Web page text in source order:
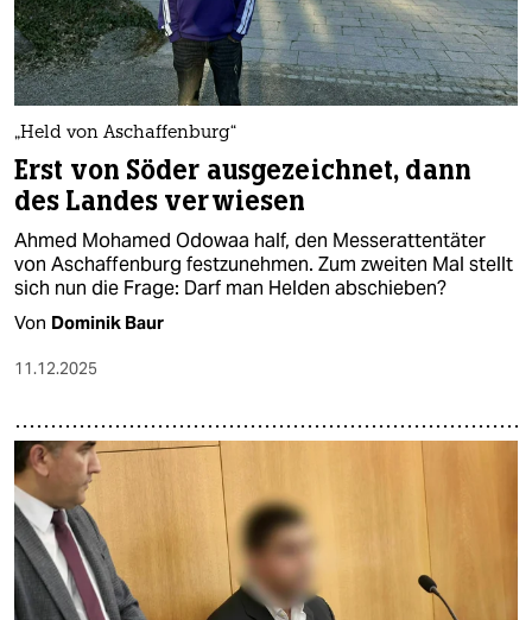
„Held von Aschaffenburg“
Erst von Söder ausgezeichnet, dann
des Landes verwiesen
Ahmed Mohamed Odowaa half, den Messerattentäter
von Aschaffenburg festzunehmen. Zum zweiten Mal stellt
sich nun die Frage: Darf man Helden abschieben?
Von Dominik Baur
11.12.2025